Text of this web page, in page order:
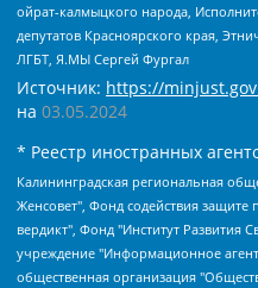
ойрат-калмыцкого народа,
депутатов Красноярского края,
ЛГБТ, Я.МЫ Сергей Фургал
Источник: https://
на 03.05.2024
* Реестр иностранных
Калининградская региональная общественная организация "Экозащита!-Женсовет", Фонд содействия защите прав и свобод граждан "Общественный вердикт", Фонд "Институт Развития Свободы Информации", Частное учреждение "Информационное агентство МЕМО. РУ", Региональная общественная организация "Общественная комиссия по сохранению наследия академика Сахарова", Фонд поддержки свободы прессы, Санкт-Петербургская общественная правозащитная организация "Гражданский контроль", Межрегиональная общественная организация "Информационно-просветительский центр "Мемориал", Региональный Фонд "Центр Защиты Прав Средств Массовой Информации", с 05.12.2023 Фонд "Центр Защиты Прав Средств массовой информации", Региональная общественная благотворительная организация помощи беженцам и мигрантам "Гражданское содействие", Негосударственное образовательное учреждение дополнительного профессионального образования (повышение квалификации) специалистов "АКАДЕМИЯ ПО ПРАВАМ ЧЕЛОВЕКА", Свердловская региональная общественная организация "Сутяжник", Автономная некоммерческая организация "Центр независимых социологических исследований", Союз общественных объединений "Российский исследовательский центр по правам человека", Региональное общественное учреждение научно-информационный центр "МЕМОРИАЛ", Некоммерческая организация "Фонд защиты гласности", Автономная некоммерческая организация "Институт прав человека", Городская общественная организация "Екатеринбургское общество "МЕМОРИАЛ", Городская общественная организация "Рязанское историко-просветительское и правозащитное общество "Мемориал" (Рязанский Мемориал), Челябинский региональный орган общественной самодеятельности – женское общественное объединение "Женщины Евразии", Челябинский региональный орган общественной самодеятельности "Уральская правозащитная группа", Фонд содействия защите здоровья и социальной справедливости имени Андрея Рылькова, Автономная Некоммерческая Организация "Аналитический Центр Юрия Левады", Автономная некоммерческая организация социальной поддержки населения "Проект Апрель", Региональная общественная организация помощи женщинам и детям, находящимся в кризисной ситуации "Информационно-методический центр "Анна", Фонд содействия развитию массовых коммуникаций и правовому просвещению "Так-так-Так", Фонд содействия устойчивому развитию "Серебряная тайга", Свердловский региональный общественный фонд социальных проектов "Новое время", "Idel.Реалии", Кавказ.Реалии, Крым.Реалии, Телеканал Настоящее Время, Татаро-башкирская служба Радио Свобода (Azatliq Radiosi), Радио Свободная Европа/Радио Свобода (PCE/PC), "Сибирь.Реалии", "Фактограф", Благотворительный фонд помощи осужденным и их семьям, Автономная некоммерческая организация "Институт глобализации и социальных движений", Фонд "В защиту прав заключенных", Частное учреждение "Центр поддержки и содействия развитию средств массовой информации", Пензенский региональный общественный благотворительный фонд "Гражданский союз", "Север.Реалии", Некоммерческая организация Фонд "Правовая инициатива", Общество с ограниченной ответственностью "Радио Свободная Европа/Радио Свобода", Чешское информационное агентство "MEDIUM-ORIENT", Красноярская региональная общественная организация "Мы против СПИДа", Камалягин Денис Николаевич, Маркелов Сергей Евгеньевич, Пономарев Лев Александрович, Савицкая Людмила Алексеевна, Автономная некоммерческая организация "Центр по работе с проблемой насилия "НАСИЛИЮ.НЕТ", Межрегиональный профессиональный союз работников здравоохранения "Альянс врачей", Юридическое лицо, зарегистрированное в Латвийской Республике, SIA "Medusa Project" (регистрационный номер 40103797863, дата регистрации 10.06.2014), Некоммерческая организация "Фонд по борьбе с коррупцией", Автономная некоммерческая организация "Институт права и публичной политики", Баданин Роман Сергеевич, Гликин Максим Александрович, Железнова Мария Михайловна, Лукьянова Юлия Сергеевна, Маетная Елизавета Витальевна, Маняхин Петр Борисович, Чуракова Ольга Владимировна, Ярош Юлия Петровна, Юридическое лицо "The Insider SIA", зарегистрированное в Риге, Латвийская Республика (дата регистрации 26.06.2015), являющееся администратором доменного имени интернет-издания "The Insider SIA", https://theins.ru, Постернак Алексей Евгеньевич, Рубин Михаил Аркадьевич, Анин Роман Александрович, Юридическое лицо Istories fonds, зарегистрированное в Латвийской Республике (регистрационный номер 50008295751, дата регистрации 24.02.2020), Великовский Дмитрий Александрович, Долинина Ирина Николаевна, Мароховская Алеся Алексеевна, Шлейнов Роман Юрьевич, Шмагун Олеся Валентиновна, Общество с ограниченной ответственностью "Альтаир 2021", Общество с ограниченной ответственностью "Вега 2021", Общество с ограниченной ответственностью "Главный редактор 2021", Общество с ограниченной ответственностью "Ромашки монолит", Важенков Артем Валерьевич, Ивановская областная общественная